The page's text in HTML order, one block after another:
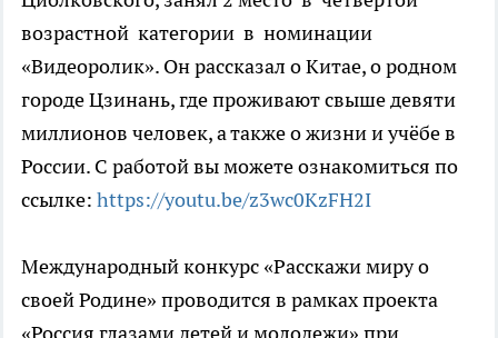
возрастной категории в номинации
«Видеоролик». Он рассказал о Китае, о родном
городе Цзинань, где проживают свыше девяти
миллионов человек, а также о жизни и учёбе в
России. С работой вы можете ознакомиться по
ссылке: https://youtu.be/z3wc0KzFH2I
Международный конкурс «Расскажи миру о
своей Родине» проводится в рамках проекта
«Россия глазами детей и молодежи» при